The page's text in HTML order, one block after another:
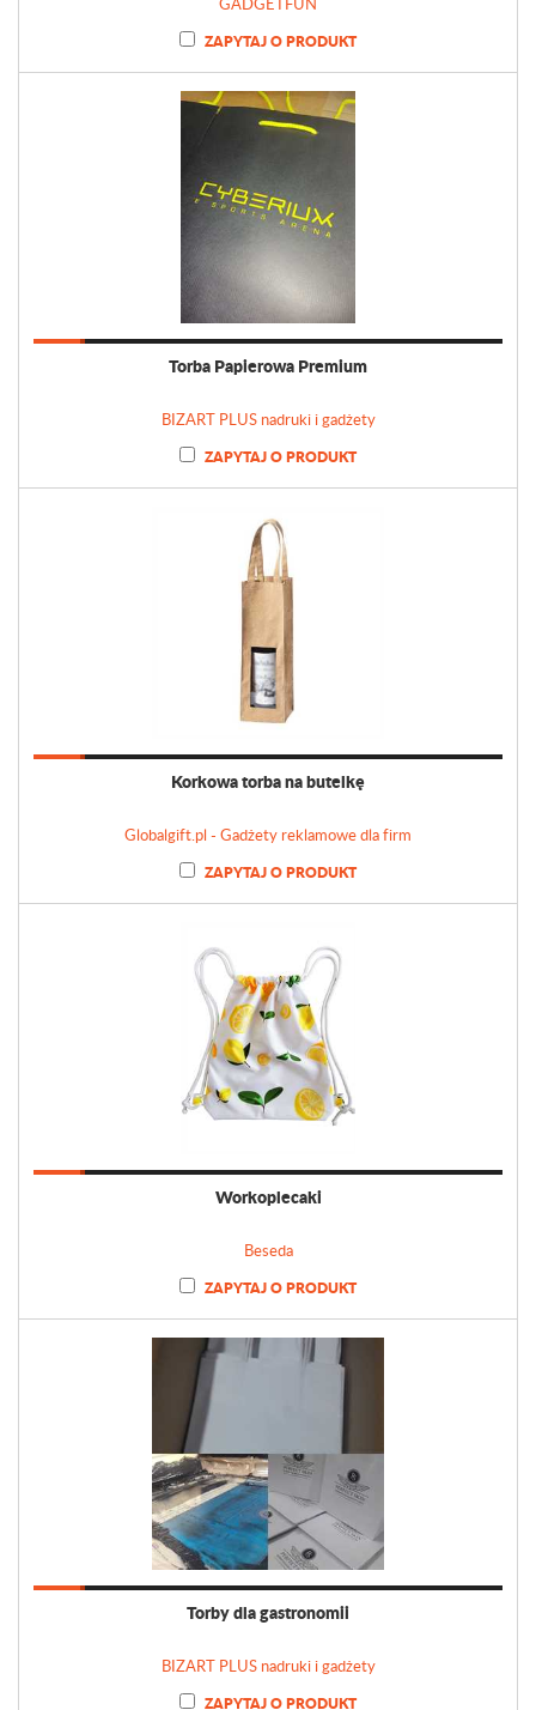
ZAPYTAJ O PRODUKT
Torba Papierowa Premium
BIZART PLUS nadruki i gadżety
ZAPYTAJ O PRODUKT
Korkowa torba na butelkę
Globalgift.pl - Gadżety reklamowe dla firm
ZAPYTAJ O PRODUKT
Workoplecaki
Beseda
ZAPYTAJ O PRODUKT
Torby dla gastronomii
BIZART PLUS nadruki i gadżety
ZAPYTAJ O PRODUKT